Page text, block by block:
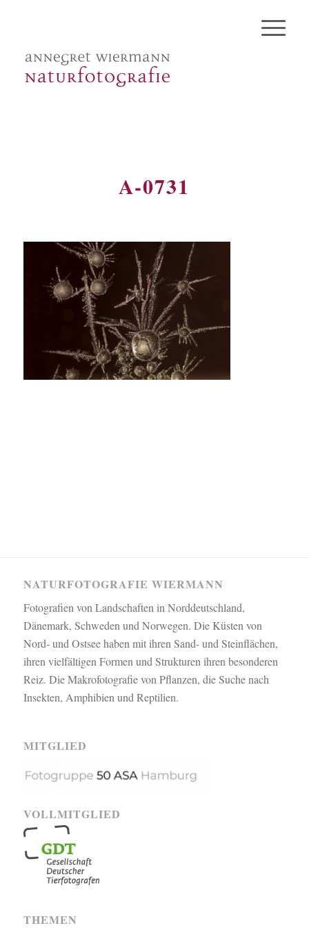
A-0731
NATURFOTOGRAFIE WIERMANN
Fotografien von Landschaften in Norddeutschland,
Dänemark, Schweden und Norwegen. Die Küsten von
Nord- und Ostsee haben mit ihren Sand- und Steinflächen,
ihren vielfältigen Formen und Strukturen ihren besonderen
Reiz. Die Makrofotografie von Pflanzen, die Suche nach
Insekten, Amphibien und Reptilien.
MITGLIED
VOLLMITGLIED
THEMEN